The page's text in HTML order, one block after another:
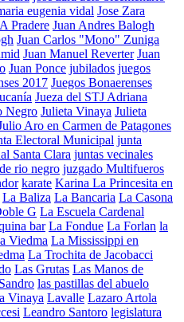
eugenia vidal Jose Zara
Pradere Juan Andres Balogh
Juan Carlos "Mono" Zuniga
Juan Manuel Reverter Juan
Juan Ponce jubilados juegos
2017 Juegos Bonaerenses
Jueza del STJ Adriana
Negro Julieta Vinaya Julieta
Aro en Carmen de Patagones
Electoral Municipal junta
Santa Clara juntas vecinales
rio negro juzgado Multifueros
karate Karina La Princesita en
La Baliza La Bancaria La Casona
G La Escuela Cardenal
bar La Fondue La Forlan la
Viedma La Mississippi en
La Trochita de Jacobacci
Las Grutas Las Manos de
las pastillas del abuelo
Vinaya Lavalle Lazaro Artola
Leandro Santoro legislatura